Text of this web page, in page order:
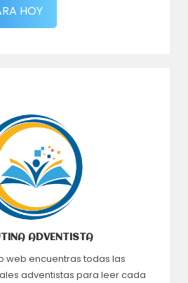
HOY
ADVENTISTA
web encuentras todas las
adventistas para leer cada